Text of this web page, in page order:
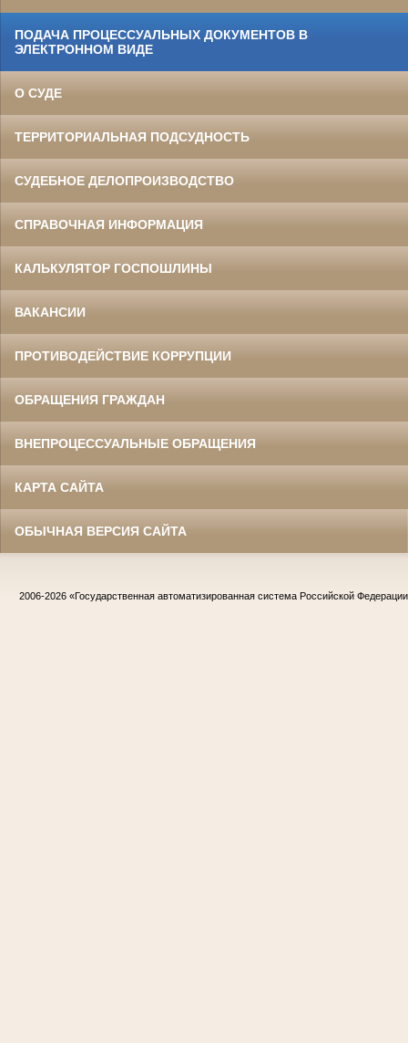
ПОДАЧА ПРОЦЕССУАЛЬНЫХ ДОКУМЕНТОВ В
ЭЛЕКТРОННОМ ВИДЕ
О СУДЕ
ТЕРРИТОРИАЛЬНАЯ ПОДСУДНОСТЬ
СУДЕБНОЕ ДЕЛОПРОИЗВОДСТВО
СПРАВОЧНАЯ ИНФОРМАЦИЯ
КАЛЬКУЛЯТОР ГОСПОШЛИНЫ
ВАКАНСИИ
ПРОТИВОДЕЙСТВИЕ КОРРУПЦИИ
ОБРАЩЕНИЯ ГРАЖДАН
ВНЕПРОЦЕССУАЛЬНЫЕ ОБРАЩЕНИЯ
КАРТА САЙТА
ОБЫЧНАЯ ВЕРСИЯ САЙТА
2006-2026 «Государственная автоматизированная система Российской